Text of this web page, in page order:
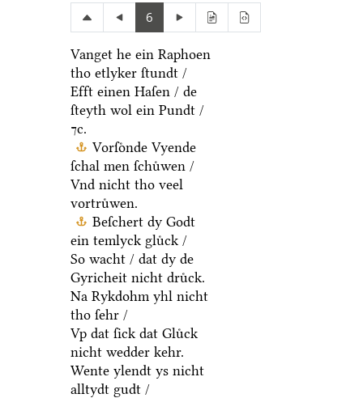
6
Vanget he ein
Raphoen tho etlyker
ſtundt /
Efft einen Haſen / de
ſteyth wol ein Pundt /
⁊c.
Vorſoͤnde Vyende
ſchal men ſchuͤwen /
Vnd nicht tho veel
vortruͤwen.
Beſchert dy Godt
ein temlyck gluͤck /
So wacht / dat dy de
Gyricheit nicht druͤck.
Na Rykdohm yhl nicht
tho ſehr /
Vp dat ſick dat Gluͤck
nicht wedder kehr.
Wente ylendt ys nicht